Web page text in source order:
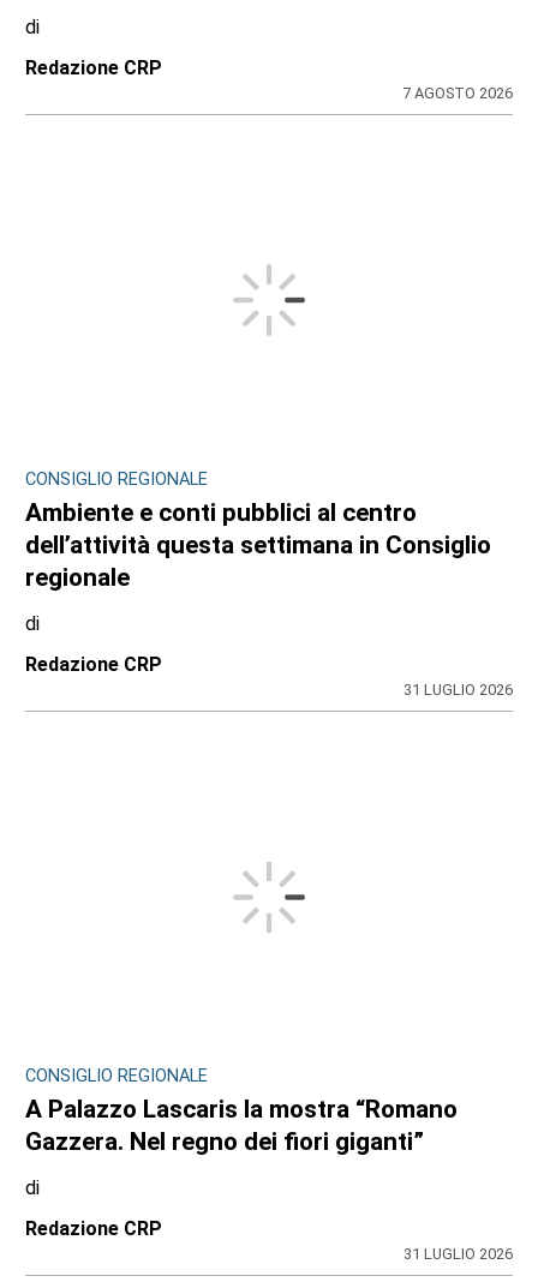
di
Redazione CRP
7 AGOSTO 2026
CONSIGLIO REGIONALE
Ambiente e conti pubblici al centro
dell’attività questa settimana in Consiglio
regionale
di
Redazione CRP
31 LUGLIO 2026
CONSIGLIO REGIONALE
A Palazzo Lascaris la mostra “Romano
Gazzera. Nel regno dei fiori giganti”
di
Redazione CRP
31 LUGLIO 2026